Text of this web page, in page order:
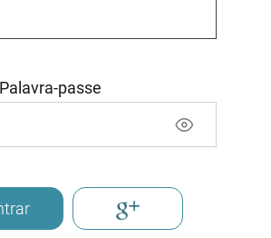
Palavra-passe